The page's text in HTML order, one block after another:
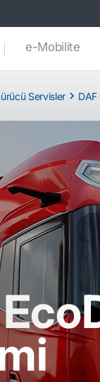
e-Mobilite
Servisler